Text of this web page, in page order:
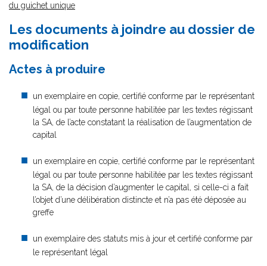
du guichet unique
Les documents à joindre au dossier de
modification
Actes à produire
un exemplaire en copie, certifié conforme par le représentant
légal ou par toute personne habilitée par les textes régissant
la SA, de l’acte constatant la réalisation de l’augmentation de
capital
un exemplaire en copie, certifié conforme par le représentant
légal ou par toute personne habilitée par les textes régissant
la SA, de la décision d’augmenter le capital, si celle-ci a fait
l’objet d’une délibération distincte et n’a pas été déposée au
greffe
un exemplaire des statuts mis à jour et certifié conforme par
le représentant légal